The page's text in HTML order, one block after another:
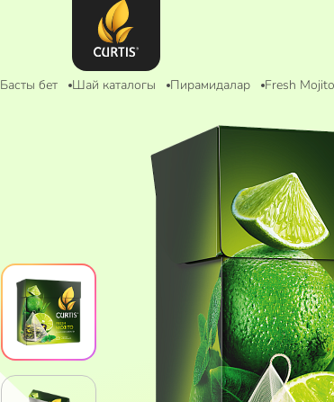
Басты бет Шай каталогы Пирамидалар Fresh Mojito